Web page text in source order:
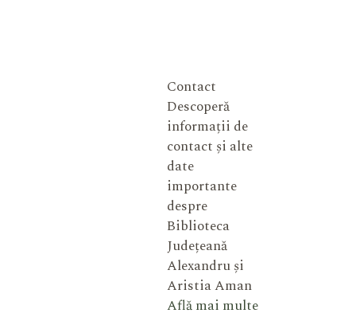
Contact
Descoperă
informații de
contact și alte
date
importante
despre
Biblioteca
Județeană
Alexandru și
Aristia Aman
Află mai multe